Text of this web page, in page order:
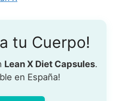
tu Cuerpo!
Lean X Diet Capsules.
en España!